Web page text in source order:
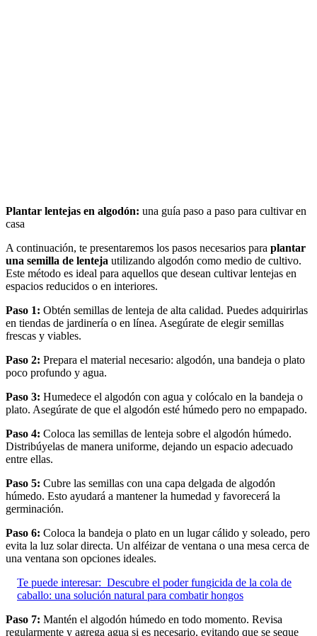
Plantar lentejas en algodón: una guía paso a paso para cultivar en
casa
A continuación, te presentaremos los pasos necesarios para plantar
una semilla de lenteja utilizando algodón como medio de cultivo.
Este método es ideal para aquellos que desean cultivar lentejas en
espacios reducidos o en interiores.
Paso 1: Obtén semillas de lenteja de alta calidad. Puedes adquirirlas
en tiendas de jardinería o en línea. Asegúrate de elegir semillas
frescas y viables.
Paso 2: Prepara el material necesario: algodón, una bandeja o plato
poco profundo y agua.
Paso 3: Humedece el algodón con agua y colócalo en la bandeja o
plato. Asegúrate de que el algodón esté húmedo pero no empapado.
Paso 4: Coloca las semillas de lenteja sobre el algodón húmedo.
Distribúyelas de manera uniforme, dejando un espacio adecuado
entre ellas.
Paso 5: Cubre las semillas con una capa delgada de algodón
húmedo. Esto ayudará a mantener la humedad y favorecerá la
germinación.
Paso 6: Coloca la bandeja o plato en un lugar cálido y soleado, pero
evita la luz solar directa. Un alféizar de ventana o una mesa cerca de
una ventana son opciones ideales.
Te puede interesar: Descubre el poder fungicida de la cola de
caballo: una solución natural para combatir hongos
Paso 7: Mantén el algodón húmedo en todo momento. Revisa
regularmente y agrega agua si es necesario, evitando que se seque